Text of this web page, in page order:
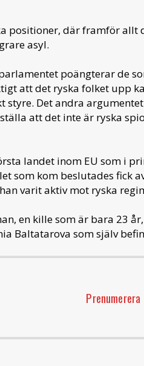
positioner, där framför
asyl.
poängterar de
att det ryska folket upp
styre. Det andra
att det inte är ryska
landet inom EU som i
som kom beslutades fick
varit aktiv mot ryska
en kille som är bara 23
Baltatarova som själv